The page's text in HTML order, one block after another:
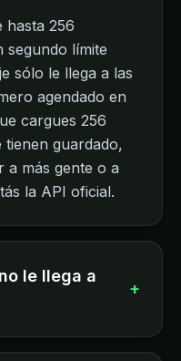
hasta 256
segundo límite
sólo le llega a las
agendado en
cargues 256
guardado,
a más gente o a
la API oficial.
le llega a
+